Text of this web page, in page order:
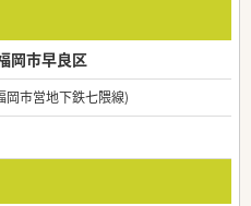
岡市早良区
岡市営地下鉄七隈線)